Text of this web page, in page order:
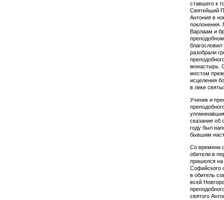
ставшего к
Святейший
Антония в
поклонения.
Варлаам и
благословил
разобрали
монастырь.
местом
исцеления
в лике
Ученик и
сказание об
году был
бывшим
Со времени
обители в
пришелся на
Софийского
в обитель
всей
святого